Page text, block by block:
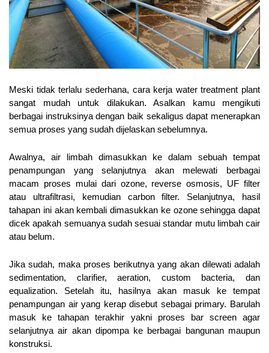
Meski tidak terlalu sederhana, cara kerja water treatment plant
sangat mudah untuk dilakukan. Asalkan kamu mengikuti
berbagai instruksinya dengan baik sekaligus dapat menerapkan
semua proses yang sudah dijelaskan sebelumnya.
Awalnya, air limbah dimasukkan ke dalam sebuah tempat
penampungan yang selanjutnya akan melewati berbagai
macam proses mulai dari ozone, reverse osmosis, UF filter
atau ultrafiltrasi, kemudian carbon filter. Selanjutnya, hasil
tahapan ini akan kembali dimasukkan ke ozone sehingga dapat
dicek apakah semuanya sudah sesuai standar mutu limbah cair
atau belum.
Jika sudah, maka proses berikutnya yang akan dilewati adalah
sedimentation, clarifier, aeration, custom bacteria, dan
equalization. Setelah itu, hasilnya akan masuk ke tempat
penampungan air yang kerap disebut sebagai primary. Barulah
masuk ke tahapan terakhir yakni proses bar screen agar
selanjutnya air akan dipompa ke berbagai bangunan maupun
konstruksi.